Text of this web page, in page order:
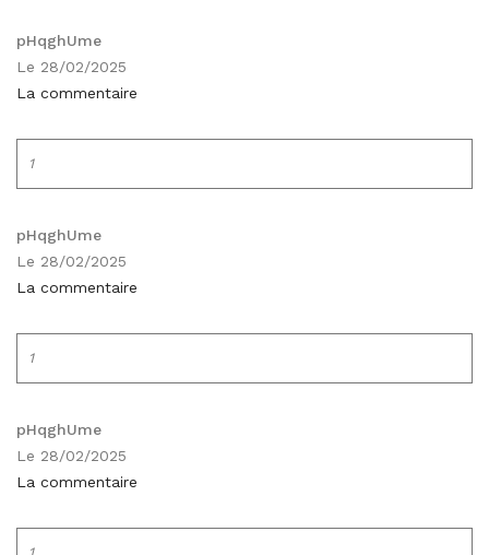
pHqghUme
Le 28/02/2025
La commentaire
1
pHqghUme
Le 28/02/2025
La commentaire
1
pHqghUme
Le 28/02/2025
La commentaire